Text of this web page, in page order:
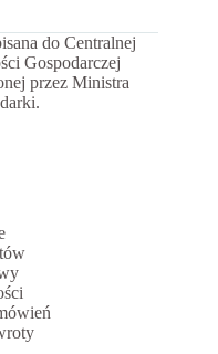
do Centralnej
Gospodarczej
przez Ministra